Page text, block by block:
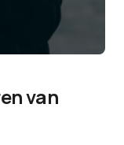
van